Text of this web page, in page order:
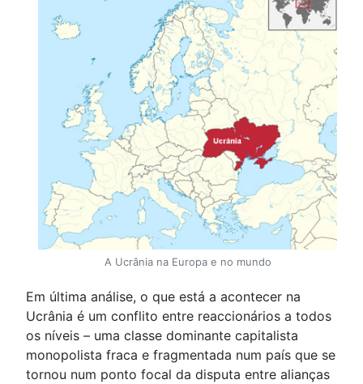
A Ucrânia na Europa e no mundo
Em última análise, o que está a acontecer na
Ucrânia é um conflito entre reaccionários a todos
os níveis – uma classe dominante capitalista
monopolista fraca e fragmentada num país que se
tornou num ponto focal da disputa entre alianças